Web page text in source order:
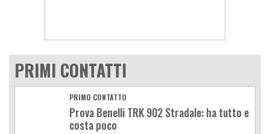
PRIMI CONTATTI
PRIMO CONTATTO
Prova Benelli TRK 902 Stradale: ha tutto e
costa poco